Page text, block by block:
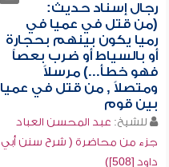
رجال إسناد حديث:
(من قتل في عميا في
رميا يكون بينهم بحجارة
أو بالسياط أو ضرب بعصاً
فهو خطأ...) مرسلاً
ومتصلاً , من قتل في عميا
بين قوم
للشيخ: عبد المحسن العباد
جزء من محاضرة ( شرح سنن أبي
داود [508])